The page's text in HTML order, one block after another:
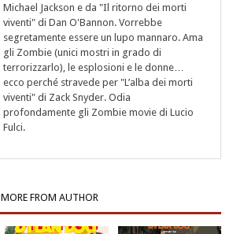
Michael Jackson e da "Il ritorno dei morti
viventi" di Dan O'Bannon. Vorrebbe
segretamente essere un lupo mannaro. Ama
gli Zombie (unici mostri in grado di
terrorizzarlo), le esplosioni e le donne…
ecco perché stravede per "L’alba dei morti
viventi" di Zack Snyder. Odia
profondamente gli Zombie movie di Lucio
Fulci.
MORE FROM AUTHOR